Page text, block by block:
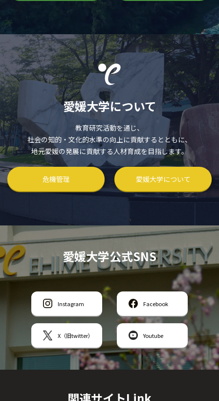
愛媛大学について
教育研究活動を通じ、
社会の知的・文化的水準の向上に貢献するとともに、
地元愛媛の発展に貢献する人材育成を目指します。
危機管理 愛媛大学について
愛媛大学公式SNS
Instagram Facebook
X（旧twitter） Youtube